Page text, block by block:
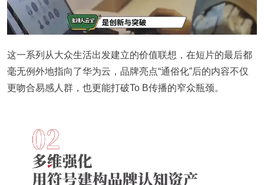
这一系列从大众生活出发建立的价值联想，在短片的最后都
毫无例外地指向了华为云，品牌亮点“通俗化”后的内容不仅
更吻合易感人群，也更能打破To B传播的窄众瓶颈。